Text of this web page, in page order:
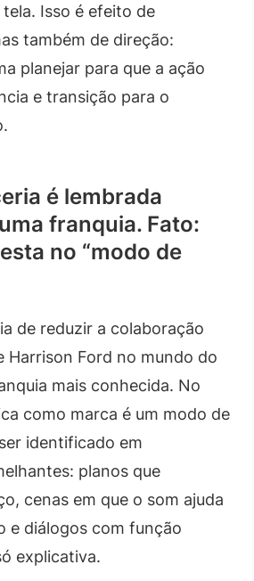
Isso é efeito de
também de direção:
planejar para que a ação
e transição para o
é lembrada
franquia. Fato:
no “modo de
de reduzir a colaboração
Harrison Ford no mundo do
mais conhecida. No
como marca é um modo de
identificado em
planos que
cenas em que o som ajuda
e diálogos com função
explicativa.